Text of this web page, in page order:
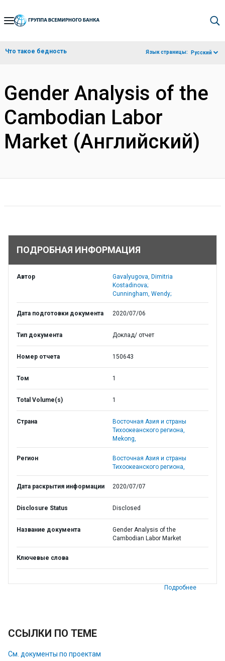
Skip
Navigation
Что такое бедность Язык страницы: Русский
Gender Analysis of the
Cambodian Labor
Market (Английский)
ПОДРОБНАЯ ИНФОРМАЦИЯ
Автор
Gavalyugova, Dimitria
Kostadinova;
Cunningham, Wendy;
Дата подготовки документа 2020/07/06
Тип документа Доклад/ отчет
Номер отчета 150643
Том 1
Total Volume(s) 1
Страна
Восточная Азия и страны
Тихоокеанского региона,
Mekong,
Регион
Восточная Азия и страны
Тихоокеанского региона,
Дата раскрытия информации 2020/07/07
Disclosure Status Disclosed
Название документа
Gender Analysis of the
Cambodian Labor Market
Ключевые слова
Подробнее
ССЫЛКИ ПО ТЕМЕ
См. документы по проектам